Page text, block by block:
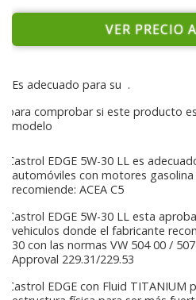
VER PRECIO
Es adecuado para su .
para comprobar si este producto
modelo
Castrol EDGE 5W-30 LL es
automóviles con motores
recomiende: ACEA C5
Castrol EDGE 5W-30 LL esta
vehiculos donde el fabricante
30 con las normas VW 504 00 /
Approval 229.31/229.53
Castrol EDGE con Fluid